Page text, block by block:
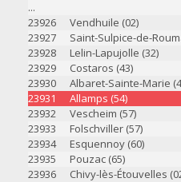
...
23926
Vendhuile (02)
23927
Saint-Sulpice-de-
23928
Lelin-Lapujolle (32)
23929
Costaros (43)
23930
Albaret-Sainte-Marie
23931
Allamps (54)
23932
Vescheim (57)
23933
Folschviller (57)
23934
Esquennoy (60)
23935
Pouzac (65)
23936
Chivy-lès-Étouvelles